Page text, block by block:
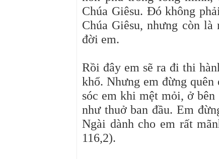
Chúa Giêsu. Đó không
Chúa Giêsu, nhưng còn là
đời em.
Rồi đây em sẽ ra đi thi
khổ. Nhưng em đừng
sóc em khi mệt mỏi, ở
như thuở ban đầu. Em
Ngài dành cho em rất
116,2).